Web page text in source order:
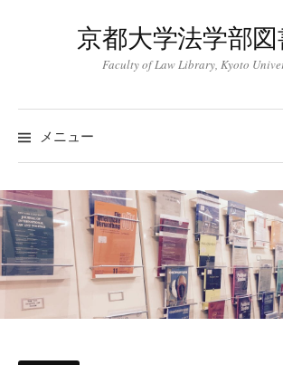
ツ
へ
ス
ッ
プ
京都大学法学部
Faculty of Law Library, Kyoto
メニュー